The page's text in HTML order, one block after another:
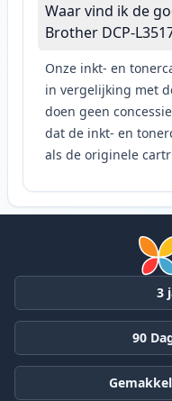
Waar vind ik de
Brother DCP-
Onze inkt- en
in vergelijking met
doen geen
dat de inkt- en
als de originele
3
90